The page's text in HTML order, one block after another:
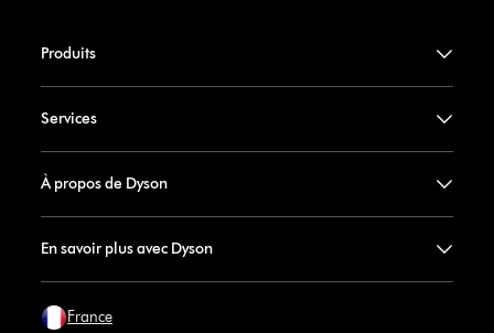
Produits
Services
À propos de Dyson
En savoir plus avec Dyson
France